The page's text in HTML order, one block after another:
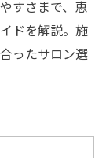
すさまで、恵
ドを解説。施
ったサロン選